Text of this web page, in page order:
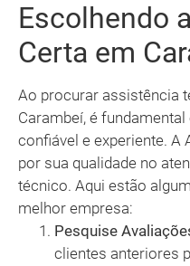
Escolhendo
Certa em
Ao procurar assistência
Carambeí, é
confiável e experiente. A
por sua qualidade no
técnico. Aqui estão
melhor empresa:
Pesquise
clientes anteriores